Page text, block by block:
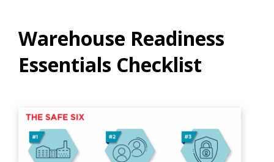
Warehouse Readiness
Essentials Checklist